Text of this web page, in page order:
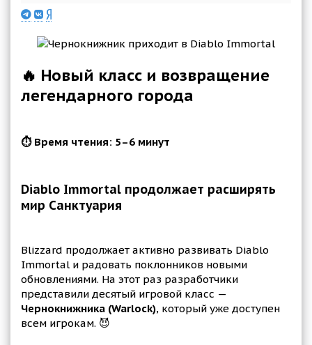
🔥 Новый класс и возвращение
легендарного города
⏱️ Время чтения: 5–6 минут
Diablo Immortal продолжает расширять
мир Санктуария
Blizzard продолжает активно развивать Diablo
Immortal и радовать поклонников новыми
обновлениями. На этот раз разработчики
представили десятый игровой класс —
Чернокнижника (Warlock), который уже доступен
всем игрокам. 😈